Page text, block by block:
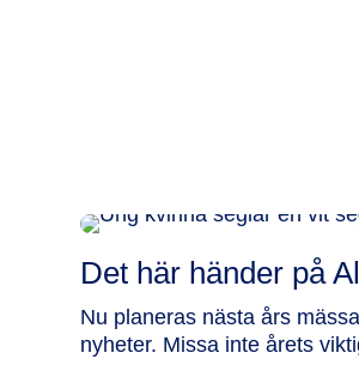
Det här händer på
Nu planeras nästa års
nyheter. Missa inte årets